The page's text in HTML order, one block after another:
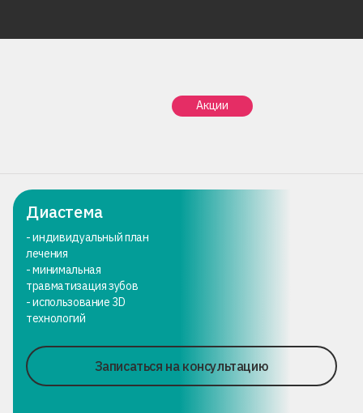
Акции
Ортодонтия Диастема
Диастема
- индивидуальный план
лечения
- минимальная
травматизация зубов
- использование 3D
технологий
Записаться на консультацию